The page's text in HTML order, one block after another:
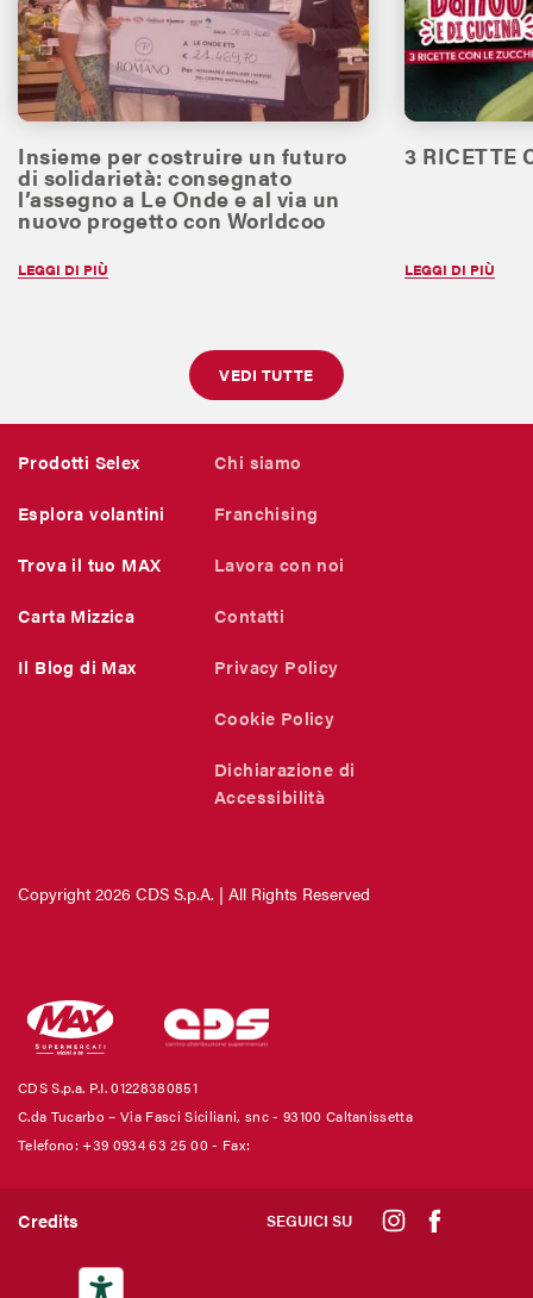
Insieme per costruire un futuro
di solidarietà: consegnato
l’assegno a Le Onde e al via un
nuovo progetto con Worldcoo
LEGGI DI PIÙ
3 RICETTE
LEGGI DI PIÙ
VEDI TUTTE
Prodotti Selex
Esplora volantini
Trova il tuo MAX
Carta Mizzica
Il Blog di Max
Chi siamo
Franchising
Lavora con noi
Contatti
Privacy Policy
Cookie Policy
Dichiarazione di
Accessibilità
Copyright 2026 CDS S.p.A. | All Rights Reserved
CDS S.p.a. P.I. 01228380851
C.da Tucarbo – Via Fasci Siciliani, snc - 93100 Caltanissetta
Telefono: +39 0934 63 25 00 - Fax:
Credits SEGUICI SU